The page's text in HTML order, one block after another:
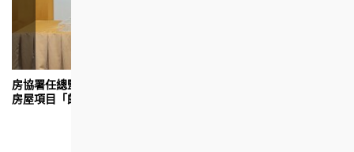
房協署任總監（物業發展及市場事務）勞連發主持資助出售
房屋項目「朗然」的抽籤程序。